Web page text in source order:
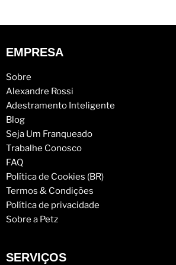
EMPRESA
Sobre
Alexandre Rossi
Adestramento Inteligente
Blog
Seja Um Franqueado
Trabalhe Conosco
FAQ
Política de Cookies (BR)
Termos & Condições
Política de privacidade
Sobre a Petz
SERVIÇOS